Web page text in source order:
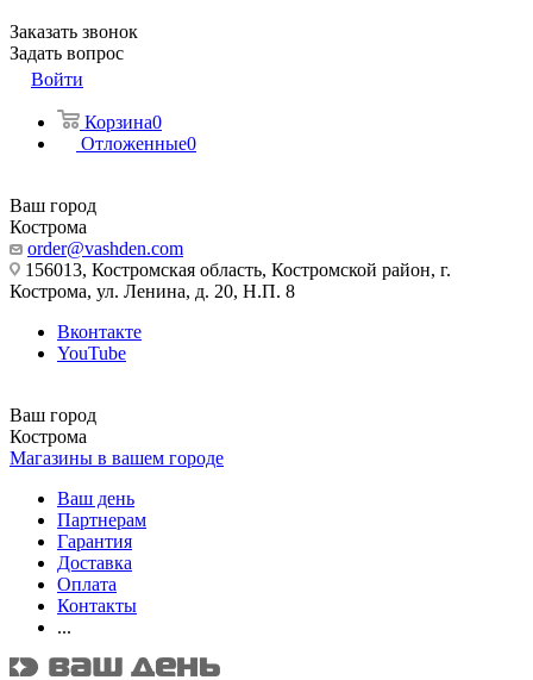
Заказать звонок
Задать вопрос
Войти
Корзина0
Отложенные0
Ваш город
Кострома
order@vashden.com
156013, Костромская область, Костромской район, г.
Кострома, ул. Ленина, д. 20, Н.П. 8
Вконтакте
YouTube
Ваш город
Кострома
Магазины в вашем городе
Ваш день
Партнерам
Гарантия
Доставка
Оплата
Контакты
...